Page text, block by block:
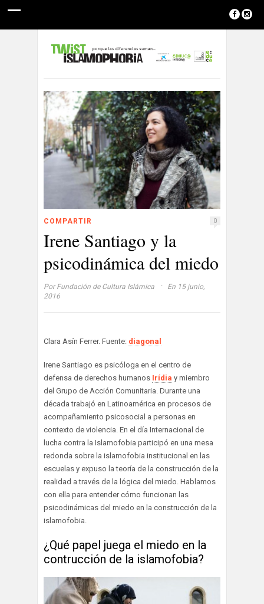
COMPARTIR 0
Irene Santiago y la
psicodinámica del miedo
Por Fundación de Cultura Islámica ·
En 15 junio,
2016
Clara Asín Ferrer. Fuente: diagonal
Irene Santiago es psicóloga en el centro de
defensa de derechos humanos Irídia y miembro
del Grupo de Acción Comunitaria. Durante una
década trabajó en Latinoamérica en procesos de
acompañamiento psicosocial a personas en
contexto de violencia. En el día Internacional de
lucha contra la Islamofobia participó en una mesa
redonda sobre la islamofobia institucional en las
escuelas y expuso la teoría de la construcción de la
realidad a través de la lógica del miedo. Hablamos
con ella para entender cómo funcionan las
psicodinámicas del miedo en la construcción de la
islamofobia.
¿Qué papel juega el miedo en la
contrucción de la islamofobia?